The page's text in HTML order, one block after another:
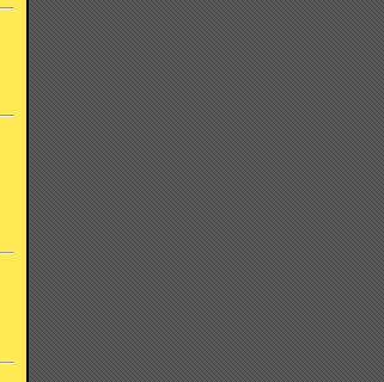
a politická zodpovednost-